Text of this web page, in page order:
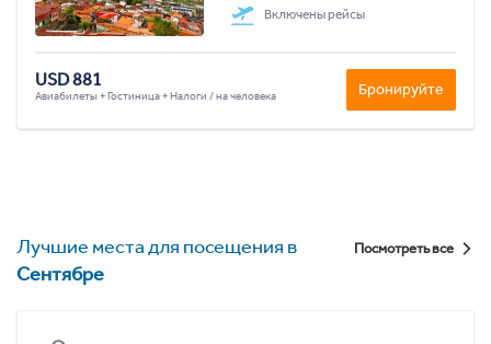
Включены рейсы
USD 881
Авиабилеты + Гостиница + Налоги / на человека Бронируйте
Лучшие места для посещения в
Сентябре
Посмотреть все